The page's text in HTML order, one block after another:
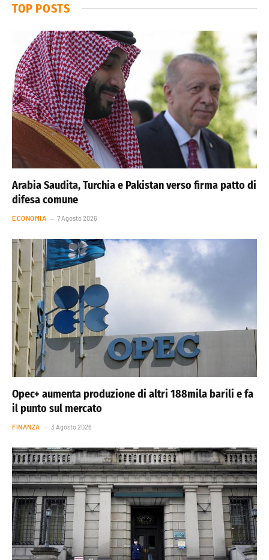
TOP POSTS
Arabia Saudita, Turchia e Pakistan verso firma patto di
difesa comune
ECONOMIA 7 Agosto 2026
Opec+ aumenta produzione di altri 188mila barili e fa
il punto sul mercato
FINANZA 3 Agosto 2026